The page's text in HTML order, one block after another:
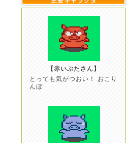
【赤いぶたさん】
とっても気がつおい！ おこり
んぼ